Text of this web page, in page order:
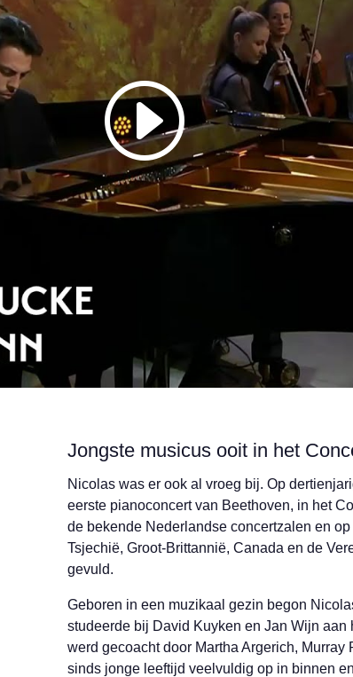
Jongste musicus ooit in het
Nicolas was er ook al vroeg bij. Op
eerste pianoconcert van Beethoven, in het
de bekende Nederlandse concertzalen en
Tsjechië, Groot-Brittannië, Canada en de
gevuld.
Geboren in een muzikaal gezin begon
studeerde bij David Kuyken en Jan Wijn aan
werd gecoacht door Martha Argerich,
sinds jonge leeftijd veelvuldig op in binnen